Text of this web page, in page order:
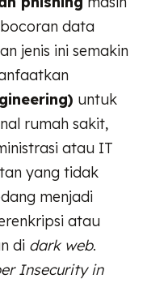
data
jenis ini semakin
untuk
rumah sakit,
atau IT
yang tidak
menjadi
atau
di dark web.
Insecurity in